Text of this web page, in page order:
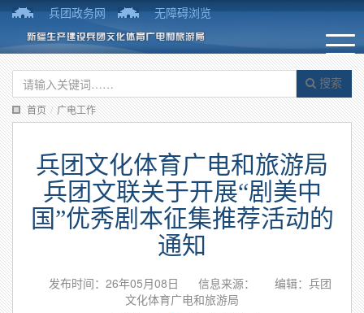
兵团政务网 无障碍浏览
搜索
首页 / 广电工作
兵团文化体育广电和旅游局
兵团文联关于开展“剧美中
国”优秀剧本征集推荐活动的
通知
发布时间：26年05月08日 信息来源：
编辑：兵团
文化体育广电和旅游局